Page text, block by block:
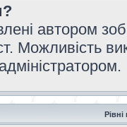
автором
Можливість
Рівні